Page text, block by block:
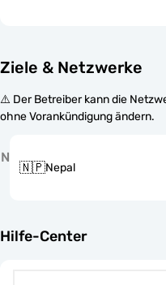
Ziele & Netzwerke
⚠️ Der Betreiber kann die
ohne Vorankündigung ändern.
N
🇳🇵Nepal
Hilfe-Center